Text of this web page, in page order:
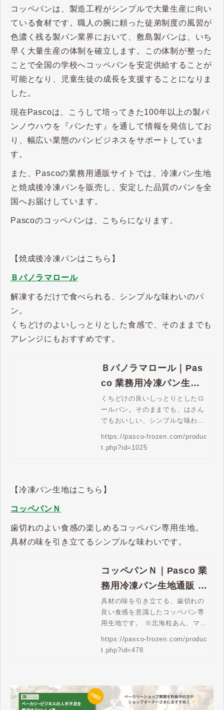
コッペパンは、製造工程がシンプルで大量生産に向い
ている食材です。職人の腕に頼った徒弟制度の風習が
色濃く残る製パン業界において、敷島製パンは、いち
早く大量生産の体制を確立します。この体制が整った
ことで全国の学校へコッペパンを安定供給することが
可能となり、児童生徒の成長を支援することになりま
した。
現在Pascoは、こうして培ってきた100年以上の製パ
ンノウハウを『パンたす』を通して情報を発信してお
り、幅広い業態のパンビジネスをサポートしていま
す。
また、Pascoの業務⽤通販サイトでは、冷凍パン⽣地
と焼成後冷凍パンを販売し、安定した品質のパンを全
国へお届けしています。
Pascoのコッペパンは、こちらになります。
【焼成後冷凍パンはこちら】
Ｂパノラマロール
解凍するだけで食べられる、シンプルな味わいのパ
ン。
くちどけのよいしっとりとした食感で、そのままでも
アレンジにもおすすめです。
Ｂパノラマロール｜Pas
co 業務用冷凍パン生地
通販 | Pasco 業務用冷凍
パン生地通販
くちどけの良いしっとりとしたロ
ールパン。そのままでも、はさん
でもおいしい、シンプルな味わい
https://pasco-frozen.com/produc
t.php?id=1025
【冷凍パン生地はこちら】
コッペパンＮ
歯切れのよい食感の楽しめるコッペパン専用生地。
具材の味を引き立てるシンプルな味わいです。
コッペパンＮ｜Pasco 業
務用冷凍パン生地通販 |
Pasco 業務用冷凍パン生
地通販
具材の味を引き立てる、歯切れの
良い食感を意識したコッペパン専
用生地です。 ※北海粒あん、マー
https://pasco-frozen.com/produc
t.php?id=478